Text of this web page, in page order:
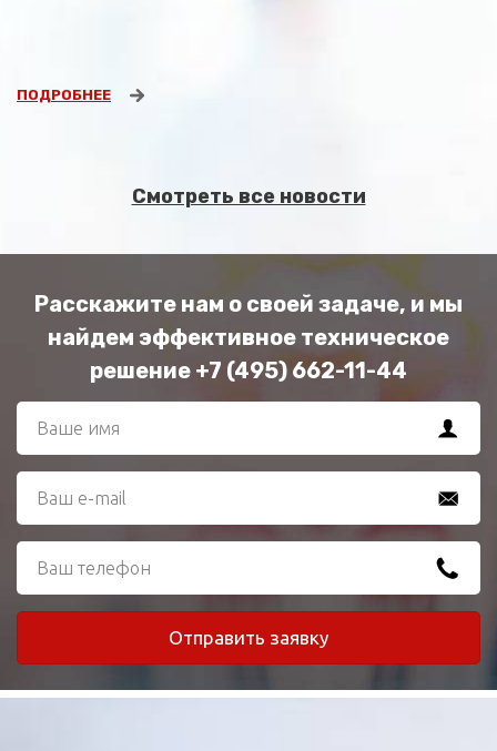
ПОДРОБНЕЕ
Смотреть все новости
Расскажите нам о своей задаче, и мы
найдем эффективное техническое
решение +7 (495) 662-11-44